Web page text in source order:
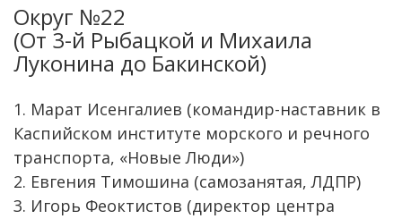
Округ №22
(От 3-й Рыбацкой и Михаила
Луконина до Бакинской)
1. Марат Исенгалиев (командир-наставник в
Каспийском институте морского и речного
транспорта, «Новые Люди»)
2. Евгения Тимошина (самозанятая, ЛДПР)
3. Игорь Феоктистов (директор центра